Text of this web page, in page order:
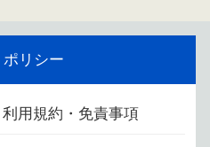
リシー
用規約・免責事項